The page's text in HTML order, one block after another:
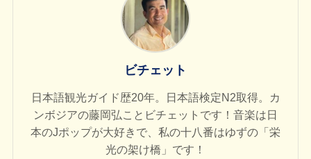
ビチェット
日本語観光ガイド歴20年。日本語検定N2取得。カ
ンボジアの藤岡弘ことビチェットです！音楽は日
本のJポップが大好きで、私の十八番はゆずの「栄
光の架け橋」です！